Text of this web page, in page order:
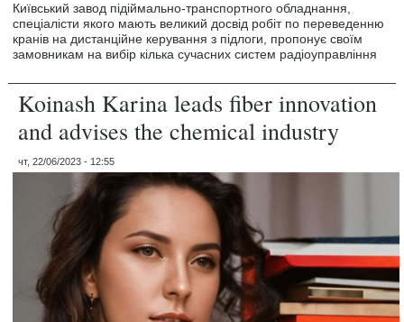
Київський завод підіймально-транспортного обладнання,
спеціалісти якого мають великий досвід робіт по переведенню
кранів на дистанційне керування з підлоги, пропонує своїм
замовникам на вибір кілька сучасних систем радіоуправління
Koinash Karina leads fiber innovation
and advises the chemical industry
чт, 22/06/2023 - 12:55